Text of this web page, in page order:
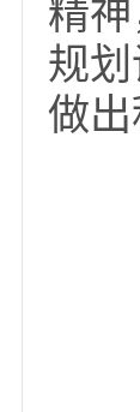
指
四
落
别
全
融
中